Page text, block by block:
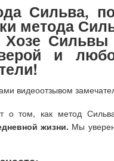
Сильва,
метода
и
видеоотзывом
о том, как метод
жизни. Мы